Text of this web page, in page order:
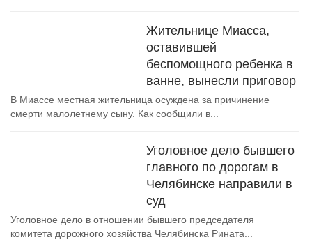
Жительнице Миасса,
оставившей
беспомощного ребенка в
ванне, вынесли приговор
В Миассе местная жительница осуждена за причинение
смерти малолетнему сыну. Как сообщили в...
Уголовное дело бывшего
главного по дорогам в
Челябинске направили в
суд
Уголовное дело в отношении бывшего председателя
комитета дорожного хозяйства Челябинска Рината...